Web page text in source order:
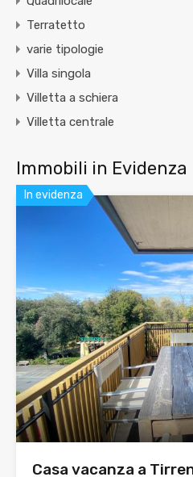
Terratetto
varie tipologie
Villa singola
Villetta a schiera
Villetta centrale
Immobili in Evidenza
In evidenza
Casa vacanza a